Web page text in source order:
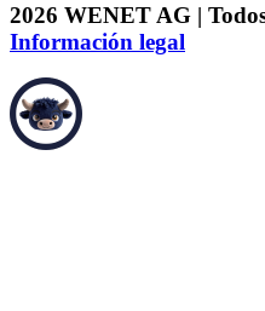
2026 WENET AG |
Información legal